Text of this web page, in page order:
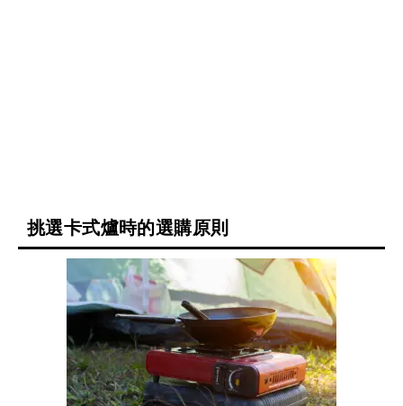
挑選卡式爐時的選購原則